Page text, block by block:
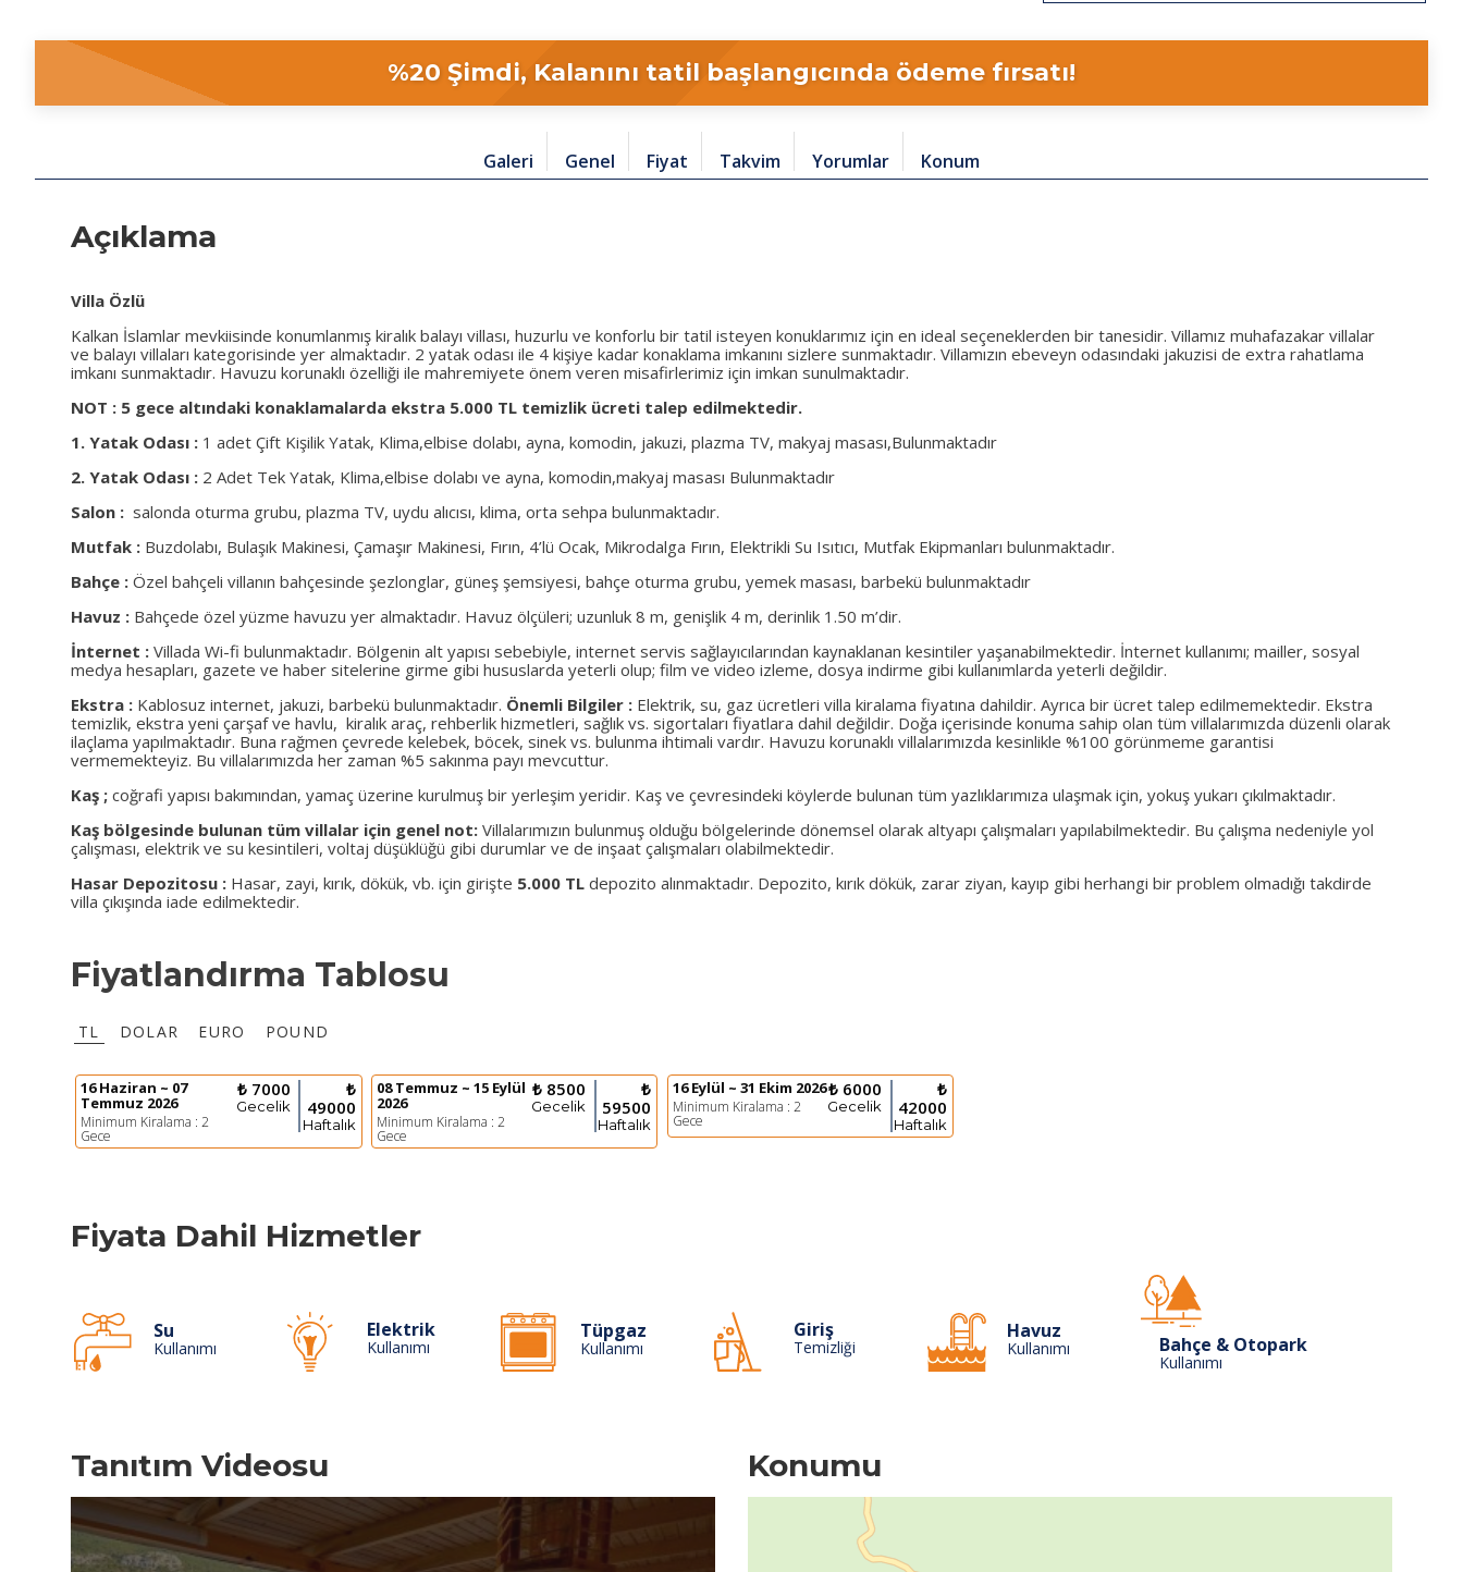
%20 Şimdi, Kalanını tatil başlangıcında ödeme fırsatı!
Galeri Genel Fiyat Takvim Yorumlar Konum
Açıklama
Villa Özlü
Kalkan İslamlar mevkiisinde konumlanmış kiralık balayı villası, huzurlu ve konforlu bir tatil isteyen konuklarımız için en ideal seçeneklerden bir tanesidir. Villamız muhafazakar villalar
ve balayı villaları kategorisinde yer almaktadır. 2 yatak odası ile 4 kişiye kadar konaklama imkanını sizlere sunmaktadır. Villamızın ebeveyn odasındaki jakuzisi de extra rahatlama
imkanı sunmaktadır. Havuzu korunaklı özelliği ile mahremiyete önem veren misafirlerimiz için imkan sunulmaktadır.
NOT : 5 gece altındaki konaklamalarda ekstra 5.000 TL temizlik ücreti talep edilmektedir.
1. Yatak Odası : 1 adet Çift Kişilik Yatak, Klima,elbise dolabı, ayna, komodin, jakuzi, plazma TV, makyaj masası,Bulunmaktadır
2. Yatak Odası : 2 Adet Tek Yatak, Klima,elbise dolabı ve ayna, komodin,makyaj masası Bulunmaktadır
Salon : salonda oturma grubu, plazma TV, uydu alıcısı, klima, orta sehpa bulunmaktadır.
Mutfak : Buzdolabı, Bulaşık Makinesi, Çamaşır Makinesi, Fırın, 4’lü Ocak, Mikrodalga Fırın, Elektrikli Su Isıtıcı, Mutfak Ekipmanları bulunmaktadır.
Bahçe : Özel bahçeli villanın bahçesinde şezlonglar, güneş şemsiyesi, bahçe oturma grubu, yemek masası, barbekü bulunmaktadır
Havuz : Bahçede özel yüzme havuzu yer almaktadır. Havuz ölçüleri; uzunluk 8 m, genişlik 4 m, derinlik 1.50 m’dir.
İnternet : Villada Wi-fi bulunmaktadır. Bölgenin alt yapısı sebebiyle, internet servis sağlayıcılarından kaynaklanan kesintiler yaşanabilmektedir. İnternet kullanımı; mailler, sosyal
medya hesapları, gazete ve haber sitelerine girme gibi hususlarda yeterli olup; film ve video izleme, dosya indirme gibi kullanımlarda yeterli değildir.
Ekstra : Kablosuz internet, jakuzi, barbekü bulunmaktadır. Önemli Bilgiler : Elektrik, su, gaz ücretleri villa kiralama fiyatına dahildir. Ayrıca bir ücret talep edilmemektedir. Ekstra
temizlik, ekstra yeni çarşaf ve havlu, kiralık araç, rehberlik hizmetleri, sağlık vs. sigortaları fiyatlara dahil değildir. Doğa içerisinde konuma sahip olan tüm villalarımızda düzenli olarak
ilaçlama yapılmaktadır. Buna rağmen çevrede kelebek, böcek, sinek vs. bulunma ihtimali vardır. Havuzu korunaklı villalarımızda kesinlikle %100 görünmeme garantisi
vermemekteyiz. Bu villalarımızda her zaman %5 sakınma payı mevcuttur.
Kaş ; coğrafi yapısı bakımından, yamaç üzerine kurulmuş bir yerleşim yeridir. Kaş ve çevresindeki köylerde bulunan tüm yazlıklarımıza ulaşmak için, yokuş yukarı çıkılmaktadır.
Kaş bölgesinde bulunan tüm villalar için genel not: Villalarımızın bulunmuş olduğu bölgelerinde dönemsel olarak altyapı çalışmaları yapılabilmektedir. Bu çalışma nedeniyle yol
çalışması, elektrik ve su kesintileri, voltaj düşüklüğü gibi durumlar ve de inşaat çalışmaları olabilmektedir.
Hasar Depozitosu : Hasar, zayi, kırık, dökük, vb. için girişte 5.000 TL depozito alınmaktadır. Depozito, kırık dökük, zarar ziyan, kayıp gibi herhangi bir problem olmadığı takdirde
villa çıkışında iade edilmektedir.
Fiyatlandırma Tablosu
TL DOLAR EURO POUND
16 Haziran ~ 07
Temmuz 2026
Minimum Kiralama : 2
Gece
₺ 7000
Gecelik
₺
49000
Haftalık
08 Temmuz ~ 15 Eylül
2026
Minimum Kiralama : 2
Gece
₺ 8500
Gecelik
₺
59500
Haftalık
16 Eylül ~ 31 Ekim 2026
Minimum Kiralama : 2
Gece
₺ 6000
Gecelik
₺
42000
Haftalık
Fiyata Dahil Hizmetler
Su
Kullanımı
Elektrik
Kullanımı
Tüpgaz
Kullanımı
Giriş
Temizliği
Havuz
Kullanımı Bahçe & Otopark
Kullanımı
Tanıtım Videosu Konumu